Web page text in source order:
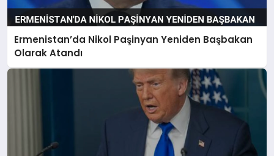
Ermenistan’da Nikol Paşinyan Yeniden Başbakan
Olarak Atandı